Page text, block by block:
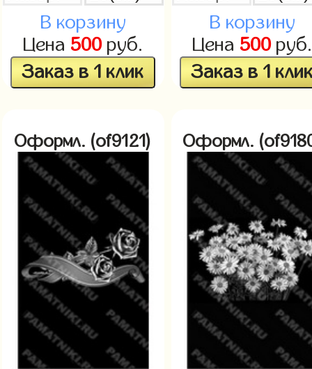
В корзину
Цена 500руб.
Заказ в 1 клик
В корзину
Цена 500руб.
Заказ в 1
Оформл. (of9121) Оформл.